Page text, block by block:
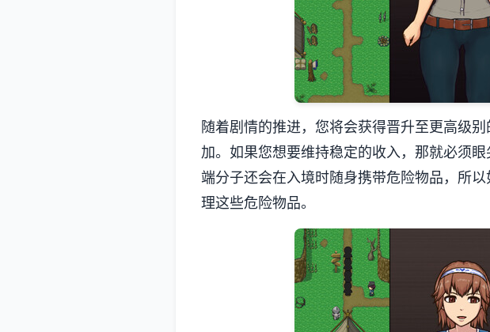
随着剧情的推进，您将会获得晋升至更高级
加。如果您想要维持稳定的收入，那就必须
端分子还会在入境时随身携带危险物品，所
理这些危险物品。